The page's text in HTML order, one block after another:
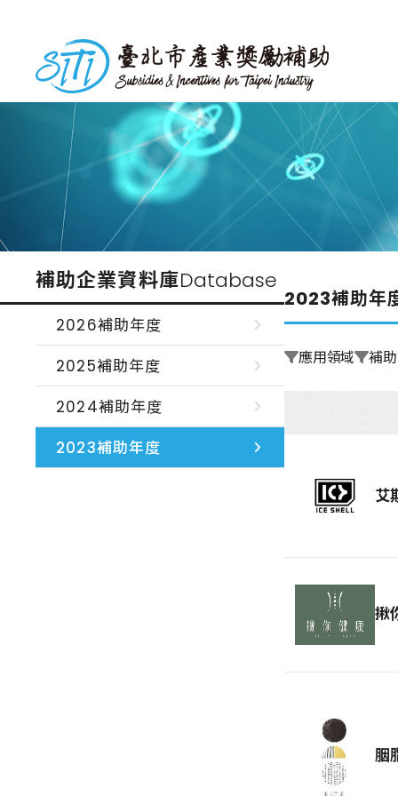
內
台北市產業獎勵補助
補助企業資料庫Database
2026補助年度
2025補助年度
2024補助年度
2023補助年度
2023補助年
應用領域 補
艾
揪
胭